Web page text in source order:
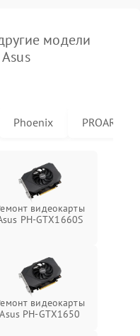
модели
Phoenix PROART
видеокарты
PH-GTX1660S
видеокарты
Asus PH-GTX1650